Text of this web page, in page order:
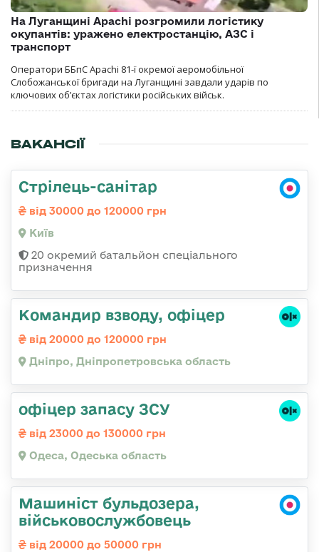
На Луганщині Apachi розгромили логістику
окупантів: уражено електростанцію, АЗС і
транспорт
Оператори ББпС Apachi 81-ї окремої аеромобільної
Слобожанської бригади на Луганщині завдали ударів по
ключових об’єктах логістики російських військ.
ВАКАНСІЇ
Стрілець-санітар
від 30000 до 120000 грн
Київ
20 окремий батальйон спеціального
призначення
Командир взводу, офіцер
від 20000 до 120000 грн
Дніпро, Дніпропетровська область
офіцер запасу ЗСУ
від 23000 до 130000 грн
Одеса, Одеська область
Машиніст бульдозера,
військовослужбовець
від 20000 до 50000 грн